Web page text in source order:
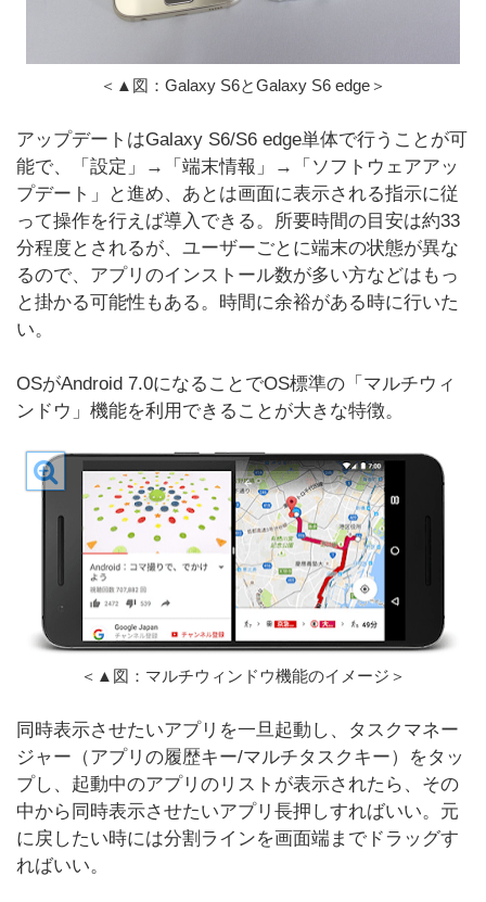
＜▲図：Galaxy S6とGalaxy S6 edge＞
アップデートはGalaxy S6/S6 edge単体で行うことが可
能で、「設定」→「端末情報」→「ソフトウェアアッ
プデート」と進め、あとは画面に表示される指示に従
って操作を行えば導入できる。所要時間の目安は約33
分程度とされるが、ユーザーごとに端末の状態が異な
るので、アプリのインストール数が多い方などはもっ
と掛かる可能性もある。時間に余裕がある時に行いた
い。
OSがAndroid 7.0になることでOS標準の「マルチウィ
ンドウ」機能を利用できることが大きな特徴。
＜▲図：マルチウィンドウ機能のイメージ＞
同時表示させたいアプリを一旦起動し、タスクマネー
ジャー（アプリの履歴キー/マルチタスクキー）をタッ
プし、起動中のアプリのリストが表示されたら、その
中から同時表示させたいアプリ長押しすればいい。元
に戻したい時には分割ラインを画面端までドラッグす
ればいい。